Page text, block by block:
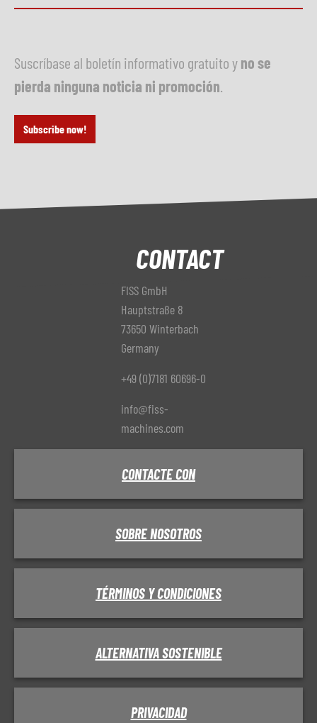
Suscríbase al boletín informativo gratuito yno se
pierda ninguna noticia ni promoción
Subscribe now!
CONTACT
FISS GmbH
Hauptstraße 8
73650 Winterbach
Germany
+49 (0)7181 60696-0
info@fiss-
machines.com
CONTACTE CON
SOBRE NOSOTROS
TÉRMINOS Y CONDICIONES
ALTERNATIVA SOSTENIBLE
PRIVACIDAD